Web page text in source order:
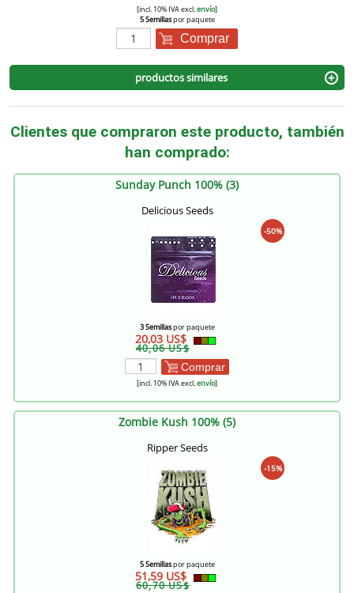
[incl. 10% IVA excl.envío]
5 Semillaspor paquete
Comprar
productos similares
Clientes que compraron este producto, también
han comprado:
Sunday Punch 100% (3)
Delicious Seeds
-50%
3 Semillaspor paquete
20,03 US$
40,06 US$
Comprar
[incl. 10% IVA excl.envío]
Zombie Kush 100% (5)
Ripper Seeds
-15%
5 Semillaspor paquete
51,59 US$
60,70 US$